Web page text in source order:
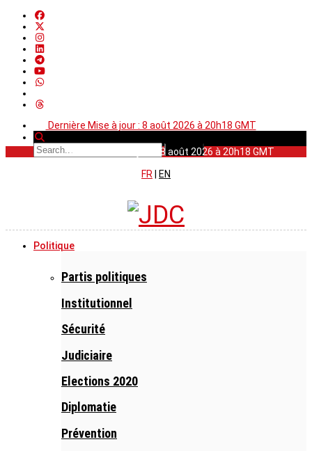
Dernière Mise à jour : 8 août 2026 à 20h18 GMT
Dernière Mise à jour : 8 août 2026 à 20h18 GMT
FR
EN
Politique
Partis politiques
Institutionnel
Sécurité
Judiciaire
Elections 2020
Diplomatie
Prévention